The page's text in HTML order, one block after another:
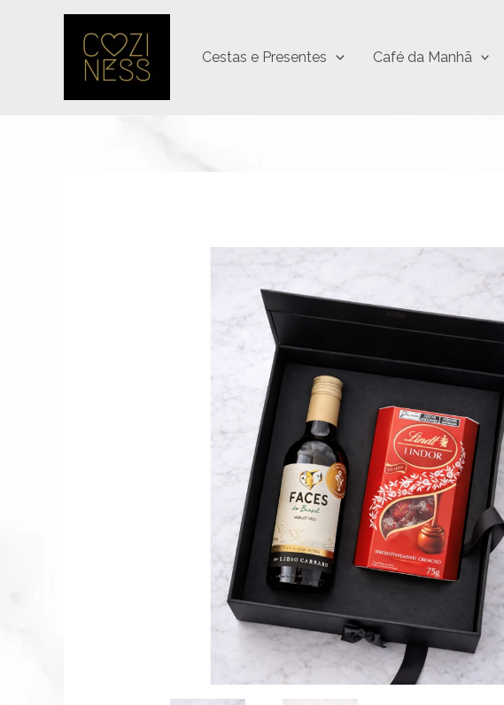
Cestas e Presentes Café da Manhã